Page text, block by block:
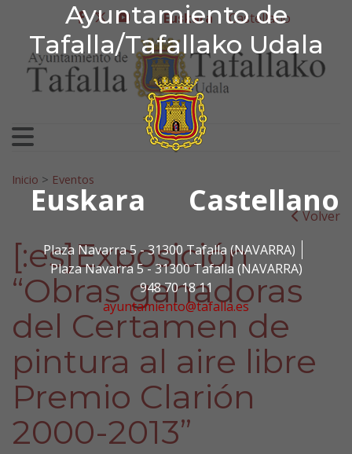
Ayuntamiento de
Tafalla/Tafallako Udala
Euskara Castellano
Plaza Navarra 5 - 31300 Tafalla (NAVARRA)
Plaza Navarra 5 - 31300 Tafalla (NAVARRA)
948 70 18 11
ayuntamiento@tafalla.es
Ir al contenido
Ayuntamiento de
facebook
twitter
youtube
Euskara Castellano
Bilatu:
Inicio > Eventos
Volver
[:es]Exposición
“Obras ganadoras
del Certamen de
pintura al aire libre
Premio Clarión
2000-2013”